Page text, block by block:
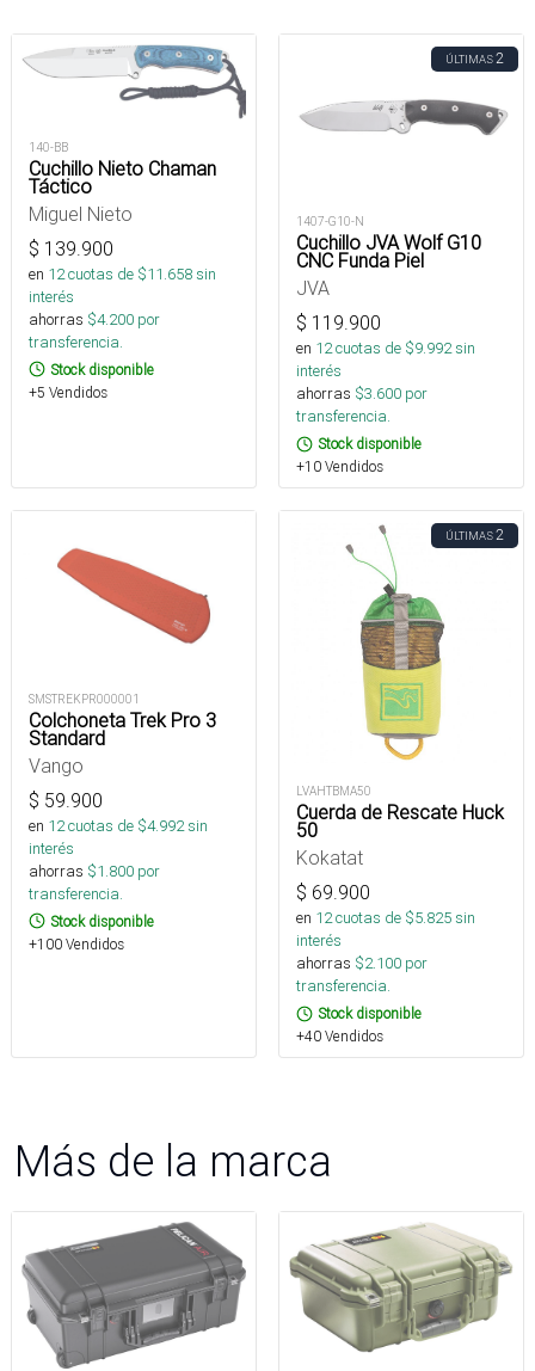
140-BB
Cuchillo Nieto Chaman
Táctico
Miguel Nieto
$ 139.900
en 12cuotas de $11.658sin
interés
ahorras $4.200 por
transferencia.
Stock disponible
+5 Vendidos
ÚLTIMAS2
1407-G10-N
Cuchillo JVA Wolf G10
CNC Funda Piel
JVA
$ 119.900
en 12cuotas de $9.992sin
interés
ahorras $3.600 por
transferencia.
Stock disponible
+10 Vendidos
SMSTREKPR000001
Colchoneta Trek Pro 3
Standard
Vango
$ 59.900
en 12cuotas de $4.992sin
interés
ahorras $1.800 por
transferencia.
Stock disponible
+100 Vendidos
ÚLTIMAS2
LVAHTBMA50
Cuerda de Rescate Huck
50
Kokatat
$ 69.900
en 12cuotas de $5.825sin
interés
ahorras $2.100 por
transferencia.
Stock disponible
+40 Vendidos
Más de la marca